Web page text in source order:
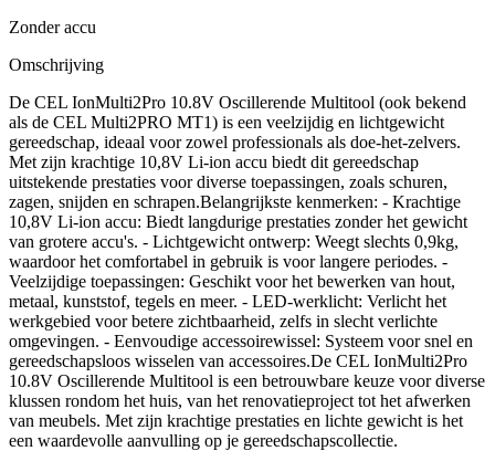
Zonder accu
Omschrijving
De CEL IonMulti2Pro 10.8V Oscillerende Multitool (ook bekend
als de CEL Multi2PRO MT1) is een veelzijdig en lichtgewicht
gereedschap, ideaal voor zowel professionals als doe-het-zelvers.
Met zijn krachtige 10,8V Li-ion accu biedt dit gereedschap
uitstekende prestaties voor diverse toepassingen, zoals schuren,
zagen, snijden en schrapen.​ Belangrijkste kenmerken: - Krachtige
10,8V Li-ion accu: Biedt langdurige prestaties zonder het gewicht
van grotere accu's. - Lichtgewicht ontwerp: Weegt slechts 0,9kg,
waardoor het comfortabel in gebruik is voor langere periodes. -
Veelzijdige toepassingen: Geschikt voor het bewerken van hout,
metaal, kunststof, tegels en meer. - LED-werklicht: Verlicht het
werkgebied voor betere zichtbaarheid, zelfs in slecht verlichte
omgevingen. - Eenvoudige accessoirewissel: Systeem voor snel en
gereedschapsloos wisselen van accessoires.​ De CEL IonMulti2Pro
10.8V Oscillerende Multitool is een betrouwbare keuze voor diverse
klussen rondom het huis, van het renovatieproject tot het afwerken
van meubels. Met zijn krachtige prestaties en lichte gewicht is het
een waardevolle aanvulling op je gereedschapscollectie.